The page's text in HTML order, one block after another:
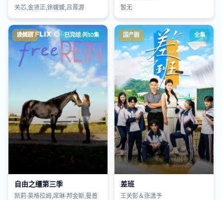
关芯,金贤正,徐媛媛,吕晋源 暂无
欧美剧 已完结 共10集
自由之缰第三季
凯莉·英格拉姆,席琳·邦金斯,曼普
国产剧 全集
差班
王关彭＆张潇予